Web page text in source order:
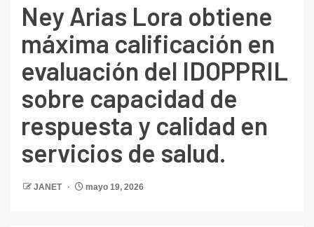
Ney Arias Lora obtiene
máxima calificación en
evaluación del IDOPPRIL
sobre capacidad de
respuesta y calidad en
servicios de salud.
JANET mayo 19, 2026